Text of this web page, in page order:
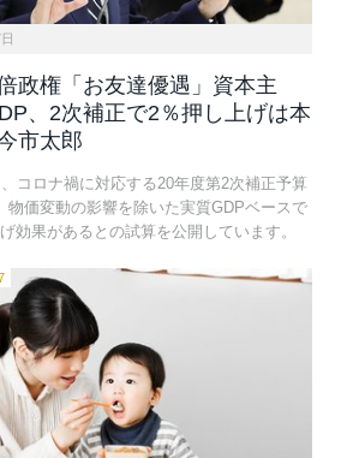
政権「お友達優遇」資本主
、2次補正で2％押し上げは本
市太郎
コロナ禍に対応する20年度第2次補正予算
物価変動の影響を除いた実質GDPベースで
効果があるとの試算を公開しています。